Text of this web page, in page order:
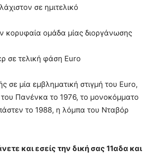
σε ημιτελικό
κορυφαία ομάδα μίας διοργάνωσης
σε τελική φάση Euro
σε μία εμβληματική στιγμή του Euro,
Πανένκα το 1976, το μονοκόμματο
το 1988, η λόμπα του Νταβόρ
και εσείς την δική σας 11αδα και